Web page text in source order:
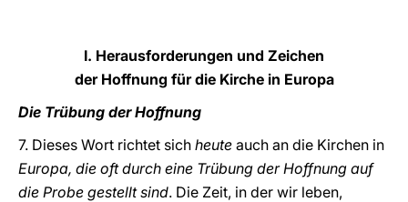
I. Herausforderungen und Zeichen
der Hoffnung für die Kirche in Europa
Die Trübung der Hoffnung
7. Dieses Wort richtet sich heute auch an die Kirchen in
Europa, die oft durch eine Trübung der Hoffnung auf
die Probe gestellt sind. Die Zeit, in der wir leben,